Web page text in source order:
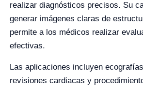
realizar diagnósticos precisos. Su
generar imágenes claras de
permite a los médicos realizar
efectivas.
Las aplicaciones incluyen
revisiones cardiacas y